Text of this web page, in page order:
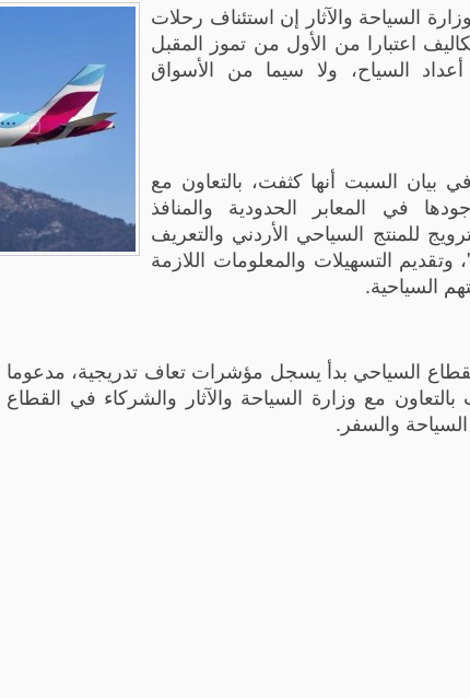
السياحة والآثار إن استئناف رحلات
اعتبارا من الأول من تموز المقبل
السياح، ولا سيما من الأسواق
بيان السبت أنها كثفت، بالتعاون مع
في المعابر الحدودية والمنافذ
للمنتج السياحي الأردني والتعريف
وتقديم التسهيلات والمعلومات اللازمة
السياحية.
السياحي بدأ يسجل مؤشرات تعاف تدريجية، مدعوما
بالتعاون مع وزارة السياحة والآثار والشركاء في
والسفر.